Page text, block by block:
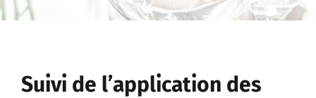
Suivi de l’application des